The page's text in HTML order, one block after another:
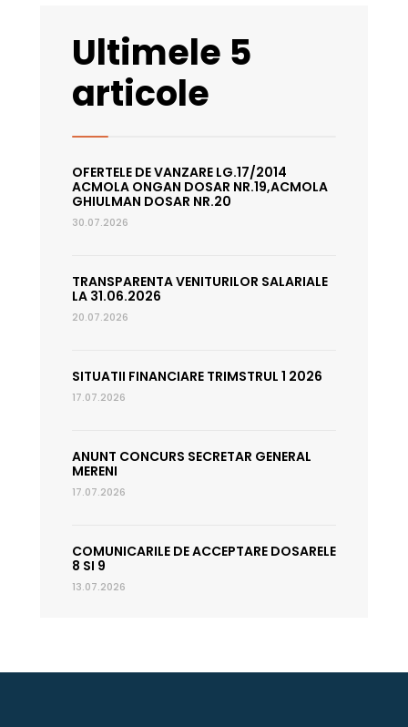
Ultimele 5
articole
OFERTELE DE VANZARE LG.17/2014
ACMOLA ONGAN DOSAR NR.19,ACMOLA
GHIULMAN DOSAR NR.20
30.07.2026
TRANSPARENTA VENITURILOR SALARIALE
LA 31.06.2026
20.07.2026
SITUATII FINANCIARE TRIMSTRUL 1 2026
17.07.2026
ANUNT CONCURS SECRETAR GENERAL
MERENI
17.07.2026
COMUNICARILE DE ACCEPTARE DOSARELE
8 SI 9
13.07.2026